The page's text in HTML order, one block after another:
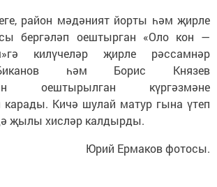
район мәдәният йорты һәм җирле
бергәләп оештырган «Оло кон —
килүчеләр җирле рәссамнәр
һәм Борис Князев
оештырылган күргәзмәне
Кичә шулай матур гына үтеп
җылы хисләр калдырды.
Юрий Ермаков фотосы.